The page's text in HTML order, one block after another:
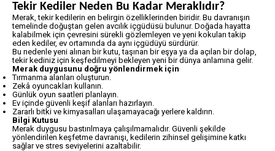
Tekir Kediler Neden Bu Kadar Meraklıdır?
Merak, tekir kedilerin en belirgin özelliklerinden biridir. Bu davranışın
temelinde doğuştan gelen avcılık içgüdüsü bulunur. Doğada hayatta
kalabilmek için çevresini sürekli gözlemleyen ve yeni kokuları takip
eden kediler, ev ortamında da aynı içgüdüyü sürdürür.
Bu nedenle yeni alınan bir kutu, taşınan bir eşya ya da açılan bir dolap,
tekir kediniz için keşfedilmeyi bekleyen yeni bir dünya anlamına gelir.
Merak duygusunu doğru yönlendirmek için
Tırmanma alanları oluşturun.
Zekâ oyuncakları kullanın.
Günlük oyun saatleri planlayın.
Ev içinde güvenli keşif alanları hazırlayın.
Zararlı bitki ve kimyasalları ulaşamayacağı yerlere kaldırın.
Bilgi Kutusu
Merak duygusu bastırılmaya çalışılmamalıdır. Güvenli şekilde
yönlendirilen keşfetme davranışı, kedilerin zihinsel gelişimine katkı
sağlar ve stres seviyelerini azaltabilir.